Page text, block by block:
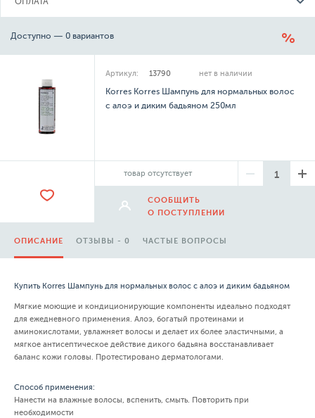
Доступно — 0 вариантов
Артикул: 13790 нет в наличии
Korres Korres Шампунь для нормальных волос
с алоэ и диким бадьяном 250мл
товар отсутствует
СООБЩИТЬ
О ПОСТУПЛЕНИИ
ОПИСАНИЕ ОТЗЫВЫ - 0 ЧАСТЫЕ ВОПРОСЫ
Купить Korres Шампунь для нормальных волос с алоэ и диким бадьяном
Мягкие моющие и кондиционирующие компоненты идеально подходят
для ежедневного применения. Алоэ, богатый протеинами и
аминокислотами, увлажняет волосы и делает их более эластичными, а
мягкое антисептическое действие дикого бадьяна восстанавливает
баланс кожи головы. Протестировано дерматологами.
Способ применения:
Нанести на влажные волосы, вспенить, смыть. Повторить при
необходимости